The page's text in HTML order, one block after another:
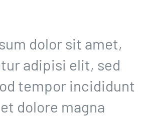
dolor sit amet,
adipisi elit, sed
tempor incididunt
dolore magna